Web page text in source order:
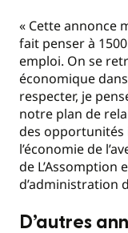
« Cette annonce
fait penser à
emploi. On se
économique
respecter, je
notre plan de
des opportunités
l’économie de
de L’Assomption
d’administration
D’autres